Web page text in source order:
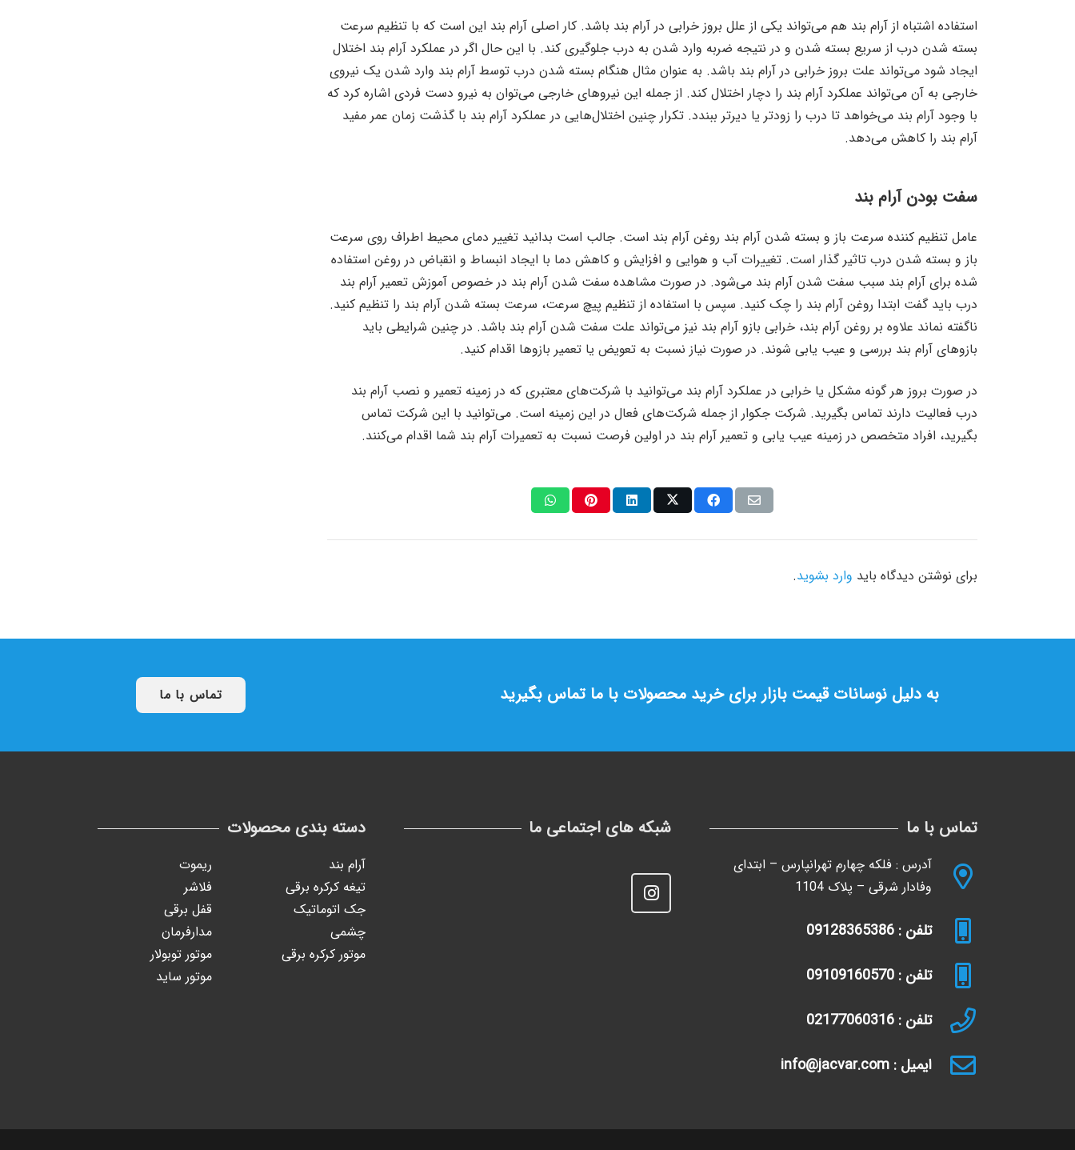
استفاده اشتباه از آرام بند هم می‌تواند یکی از علل بروز خرابی در آرام بند باشد. کار اصلی آرام بند این است که با تنظیم سرعت
بسته شدن درب از سریع بسته شدن و در نتیجه ضربه وارد شدن به درب جلوگیری کند. با این حال اگر در عملکرد آرام بند اختلال
ایجاد شود می‌تواند علت بروز خرابی در آرام بند باشد. به عنوان مثال هنگام بسته شدن درب توسط آرام بند وارد شدن یک نیروی
خارجی به آن می‌تواند عملکرد آرام بند را دچار اختلال کند. از جمله این نیروهای خارجی می‌توان به نیرو دست فردی اشاره کرد که
با وجود آرام بند می‌خواهد تا درب را زودتر یا دیرتر ببندد. تکرار چنین اختلال‌‌هایی در عملکرد آرام بند با گذشت زمان عمر مفید
آرام بند را کاهش می‌دهد.
سفت بودن آرام بند
عامل تنظیم کننده سرعت باز و بسته شدن آرام بند روغن آرام بند است. جالب است بدانید تغییر دمای محیط اطراف روی سرعت
باز و بسته شدن درب تاثیر گذار است. تغییرات آب و هوایی و افزایش و کاهش دما با ایجاد انبساط و انقباض در روغن استفاده
شده برای آرام بند سبب سفت شدن آرام بند می‌شود. در صورت مشاهده سفت شدن آرام بند در خصوص آموزش تعمیر آرام بند
درب باید گفت ابتدا روغن آرام بند را چک کنید. سپس با استفاده از تنظیم پیچ سرعت، سرعت بسته شدن آرام بند را تنظیم کنید.
ناگفته نماند علاوه بر روغن آرام بند، خرابی بازو آرام بند نیز می‌تواند علت سفت شدن آرام بند باشد. در چنین شرایطی باید
بازوهای آرام بند بررسی و عیب یابی شوند. در صورت نیاز نسبت به تعویض یا تعمیر بازوها اقدام کنید.
در صورت بروز هر گونه مشکل یا خرابی در عملکرد آرام بند می‌توانید با شرکت‌های معتبری که در زمینه تعمیر و نصب آرام بند
درب فعالیت دارند تماس بگیرید. شرکت جکوار از جمله شرکت‌های فعال در این زمینه است. می‌توانید با این شرکت تماس
بگیرید‌، افراد متخصص در زمینه عیب یابی و تعمیر آرام بند در اولین فرصت نسبت به تعمیرات آرام بند شما اقدام می‌کنند.
برای نوشتن دیدگاه باید وارد بشوید.
به دلیل نوسانات قیمت بازار برای خرید محصولات با ما تماس بگیرید تماس با ما
تماس با ما
آدرس : فلکه چهارم تهرانپارس – ابتدای
وفادار شرقی – پلاک 1104
تلفن : 09128365386
تلفن : 09109160570
تلفن : 02177060316
ایمیل : info@jacvar.com
شبکه های اجتماعی ما دسته بندی محصولات
آرام بند
تیغه کرکره برقی
جک اتوماتیک
چشمی
موتور کرکره برقی
ریموت
فلاشر
قفل برقی
مدارفرمان
موتور توبولار
موتور ساید